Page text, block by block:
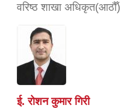
वरिष्ठ शाखा अधिकृत(आठौँ)
ई. रोशन कुमार गिरी